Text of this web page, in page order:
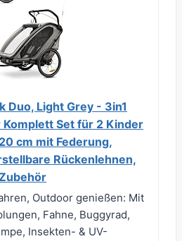
Duo, Light Grey - 3in1
Komplett Set für 2 Kinder
cm mit Federung,
Rückenlehnen,
Outdoor genießen: Mit
Fahne, Buggyrad,
Insekten- & UV-